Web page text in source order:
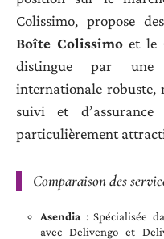
Colissimo, propose
Boîte Colissimoet le
distingue par une
internationale robuste,
suivi et
particulièrement
Comparaison des
Asendia : Spécialisée
avec Delivengo et